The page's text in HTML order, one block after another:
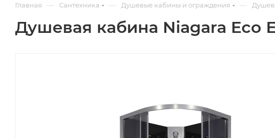
Главная — Сантехника — Душевые кабины и ограждения —
Душевая кабина Niagara Eco